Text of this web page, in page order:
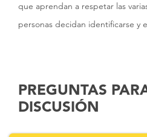
que aprendan a respetar las
personas decidan identificarse y
PREGUNTAS
DISCUSIÓN